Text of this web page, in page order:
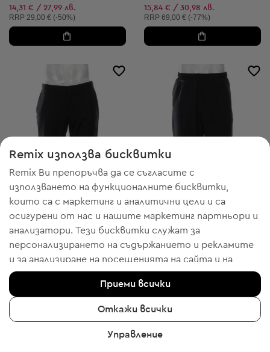
14,31 € / 27,99 лв.
Препоръчителна цена:
RRP 29,00 € (-50%)
15,84 € / 30,98 лв.
Препоръчителна цена:
RRP 69,00 € (-77%)
-20% с WELCOME
Hugo Boss L
Мъжки панталон
43,45 € / 84,98 лв.
-20% с WELCOME
Kalenji
Мъжки спортни панталони
Препоръчителна цена:
RRP39,00 € (-55%)
Remix използва бисквитки
Remix Ви препоръчва да се съгласите с
използването на функционалните бисквитки,
които са с маркетинг и аналитични цели и са
осигурени от нас и нашите маркетинг партньори и
анализатори. Тези бисквитки служат за
персонализирането на съдържанието и рекламите
и за анализиране на посещенията на сайта и на
мобилното приложение - информация, която ни
помага да Ви показваме продукти, които бихте
харесали. Ако сте съгласни, моля потвърдете с
клик върху бутона “Да, съгласен съм“.
За да получите повече информация, моля
Приеми всички
Откажи всички
Управление